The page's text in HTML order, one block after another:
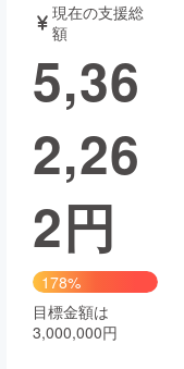
書籍・雑誌
チャレンジ
Creation
コミュニティ
現在の支援総
額
5,36
2,26
2円
178%
目標金額は
3,000,000円